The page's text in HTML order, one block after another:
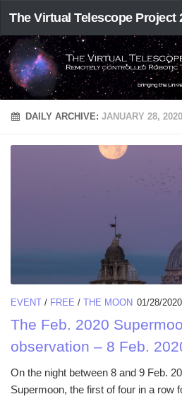
The Virtual Telescope Project
DAILY ARCHIVE:JANUARY 28, 2020
EVENT / FREE / THE MOON 01/28/2020
The Feb. 2020
observation – 8 Feb.
On the night between 8 and 9 Feb.
Supermoon, the first of four in a row